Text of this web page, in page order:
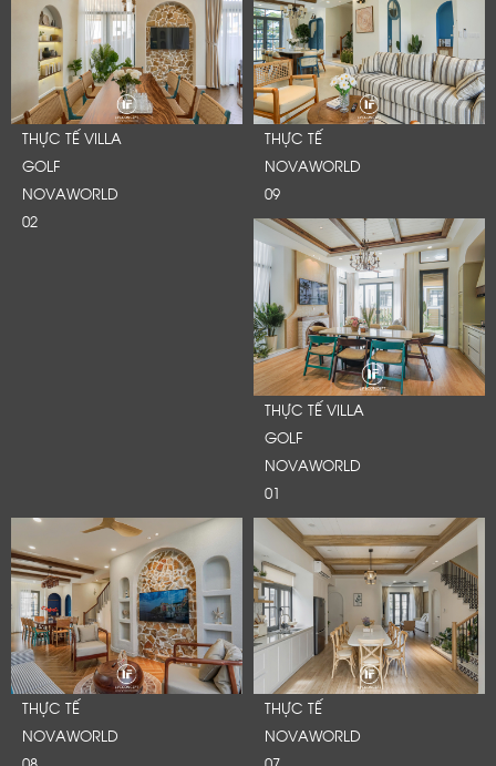
THỰC TẾ VILLA
GOLF
NOVAWORLD
02
THỰC TẾ
NOVAWORLD
09
THỰC TẾ VILLA
GOLF
NOVAWORLD
01
THỰC TẾ
NOVAWORLD
THỰC TẾ
NOVAWORLD